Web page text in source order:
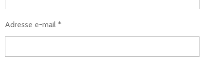
Adresse e-mail *